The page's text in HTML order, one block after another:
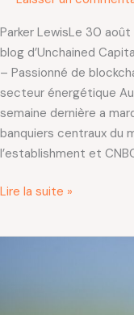
Parker LewisLe 30
blog d’Unchained
– Passionné de
secteur énergétique
semaine dernière a
banquiers centraux du
l’establishment et
Lire la suite »